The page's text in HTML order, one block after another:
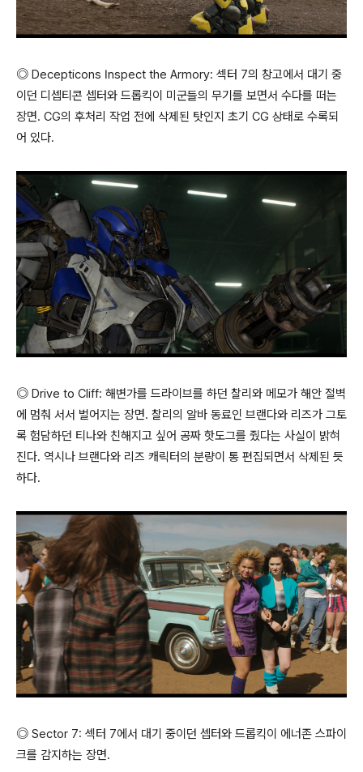
◎ Decepticons Inspect the Armory: 섹터 7의 창고에서 대기 중
이던 디셉티콘 셉터와 드롭킥이 미군들의 무기를 보면서 수다를 떠는
장면. CG의 후처리 작업 전에 삭제된 탓인지 초기 CG 상태로 수록되
어 있다.
◎ Drive to Cliff: 해변가를 드라이브를 하던 찰리와 메모가 해안 절벽
에 멈춰 서서 벌어지는 장면. 찰리의 알바 동료인 브랜다와 리즈가 그토
록 험담하던 티나와 친해지고 싶어 공짜 핫도그를 줬다는 사실이 밝혀
진다. 역시나 브랜다와 리즈 캐릭터의 분량이 통 편집되면서 삭제된 듯
하다.
◎ Sector 7: 섹터 7에서 대기 중이던 셉터와 드롭킥이 에너존 스파이
크를 감지하는 장면.